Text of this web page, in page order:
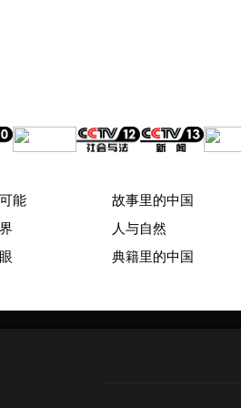
能
故事里的中国
人与自然
典籍里的中国